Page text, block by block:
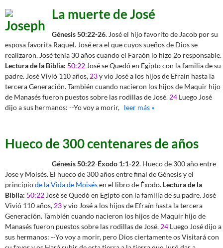
La muerte de José
Génesis 50:22-26. José el hijo favorito de Jacob por su
esposa favorita Raquel. José era el que cuyos sueños de Dios se
realizaron. José tenía 30 años cuando el Faraón lo hizo 2o responsable.
Lectura de la Biblia: 50:22 José se Quedó en Egipto con la familia de su
padre. José Vivió 110 años, 23y vio José a los hijos de Efraín hasta la
tercera Generación. También cuando nacieron los hijos de Maquir hijo
de Manasés fueron puestos sobre las rodillas de José. 24 Luego José
dijo a sus hermanos: --Yo voy a morir, leer más »
Hueco de 300 centenares de años
Génesis 50:22-Éxodo 1:1-22. Hueco de 300 año entre
Jose y Moisés. El hueco de 300 años entre final de Génesis y el
principiode la Vida de Moisésen el libro de Éxodo. Lectura de la
Biblia: 50:22 José se Quedó en Egipto con la familia de su padre. José
Vivió 110 años, 23y vio José a los hijos de Efraín hasta la tercera
Generación. También cuando nacieron los hijos de Maquir hijo de
Manasés fueron puestos sobre las rodillas de José. 24 Luego José dijo a
sus hermanos: --Yo voy a morir, pero Dios ciertamente os Visitará con